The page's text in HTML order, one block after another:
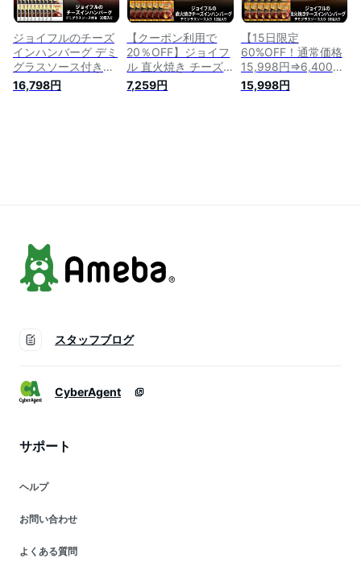
ジョイフルのチーズ
インハンバーグ デミ
グラスソース付き
30個 入り デミグラ
スハンバーグ 生ハン
16,798円
【クーポン利用で
20％OFF】ジョイフ
ル 直火焼き チーズ
イン ハンバーグ デ
ミグラスソース 付き
7,259円
【15日限定
60%OFF！通常価格
15,998円⇒6,400
円】ジョイフル 直火
焼き チーズ イン ハ
15,998円
スタッフブログ
CyberAgent
サポート
ヘルプ
お問い合わせ
よくある質問